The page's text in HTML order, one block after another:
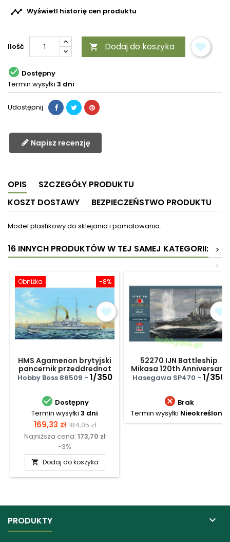
 Wyświetl historię cen produktu
Ilość  Dodaj do koszyka
 Dostępny
Termin wysyłki 3 dni
Udostępnij
Napisz recenzję
OPIS
SZCZEGÓŁY PRODUKTU
KOSZT DOSTAWY
BEZPIECZEŃSTWO PRODUKTU
Model plastikowy do sklejania i pomalowania.
16 INNYCH PRODUKTÓW W TEJ SAMEJ KATEGORII:
>
<
-8%
Obniżka
HMS Agamenon brytyjski
pancernik przeddrednot
Hobby Boss 86509 - 1/350
 Dostępny
Termin wysyłki 3 dni
Cena
169,33 zł Cena
podstawowa
184,05 zł
Najniższa cena: 173,70 zł
-3%
 Dodaj do koszyka
52270 IJN Battleship
Mikasa 120th Anniversary
Of Launch
Hasegawa SP470 - 1/350
 Brak
Termin wysyłki Nieokreślony
PRODUKTY 